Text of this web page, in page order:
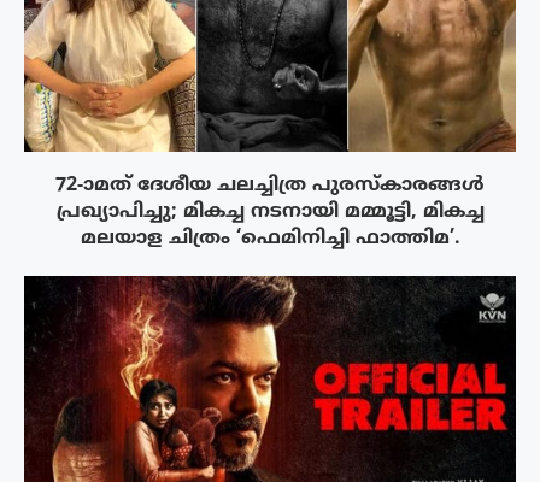
72-ാമത് ദേശീയ ചലച്ചിത്ര പുരസ്‌കാരങ്ങള്‍
പ്രഖ്യാപിച്ചു; മികച്ച നടനായി മമ്മൂട്ടി, മികച്ച
മലയാള ചിത്രം ‘ഫെമിനിച്ചി ഫാത്തിമ’.